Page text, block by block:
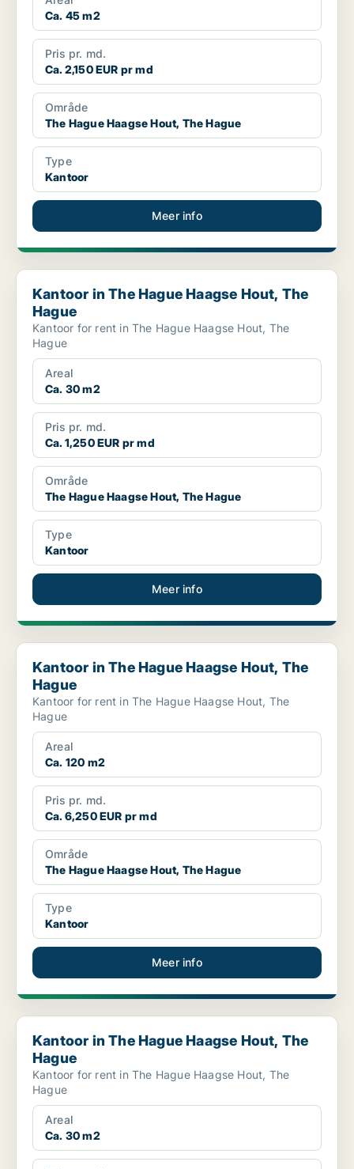
Ca. 45 m2
Pris pr. md.
Ca. 2,150 EUR pr md
Område
The Hague Haagse Hout, The Hague
Type
Kantoor
Meer info
Kantoor in The Hague Haagse Hout, The Hague
Kantoor in The Hague Haagse Hout, The
Hague
Kantoor for rent in The Hague Haagse Hout, The
Hague
Areal
Ca. 30 m2
Pris pr. md.
Ca. 1,250 EUR pr md
Område
The Hague Haagse Hout, The Hague
Type
Kantoor
Meer info
Kantoor in The Hague Haagse Hout, The Hague
Kantoor in The Hague Haagse Hout, The
Hague
Kantoor for rent in The Hague Haagse Hout, The
Hague
Areal
Ca. 120 m2
Pris pr. md.
Ca. 6,250 EUR pr md
Område
The Hague Haagse Hout, The Hague
Type
Kantoor
Meer info
Kantoor in The Hague Haagse Hout, The Hague
Kantoor in The Hague Haagse Hout, The
Hague
Kantoor for rent in The Hague Haagse Hout, The
Hague
Areal
Ca. 30 m2